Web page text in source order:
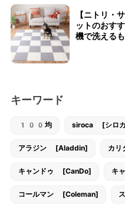
【ニトリ・
ットのおす
機で洗える
キーワード
100均 siroca [シロ
アラジン [Aladdin] カ
キャンドゥ [CanDo] キ
コールマン [Coleman]